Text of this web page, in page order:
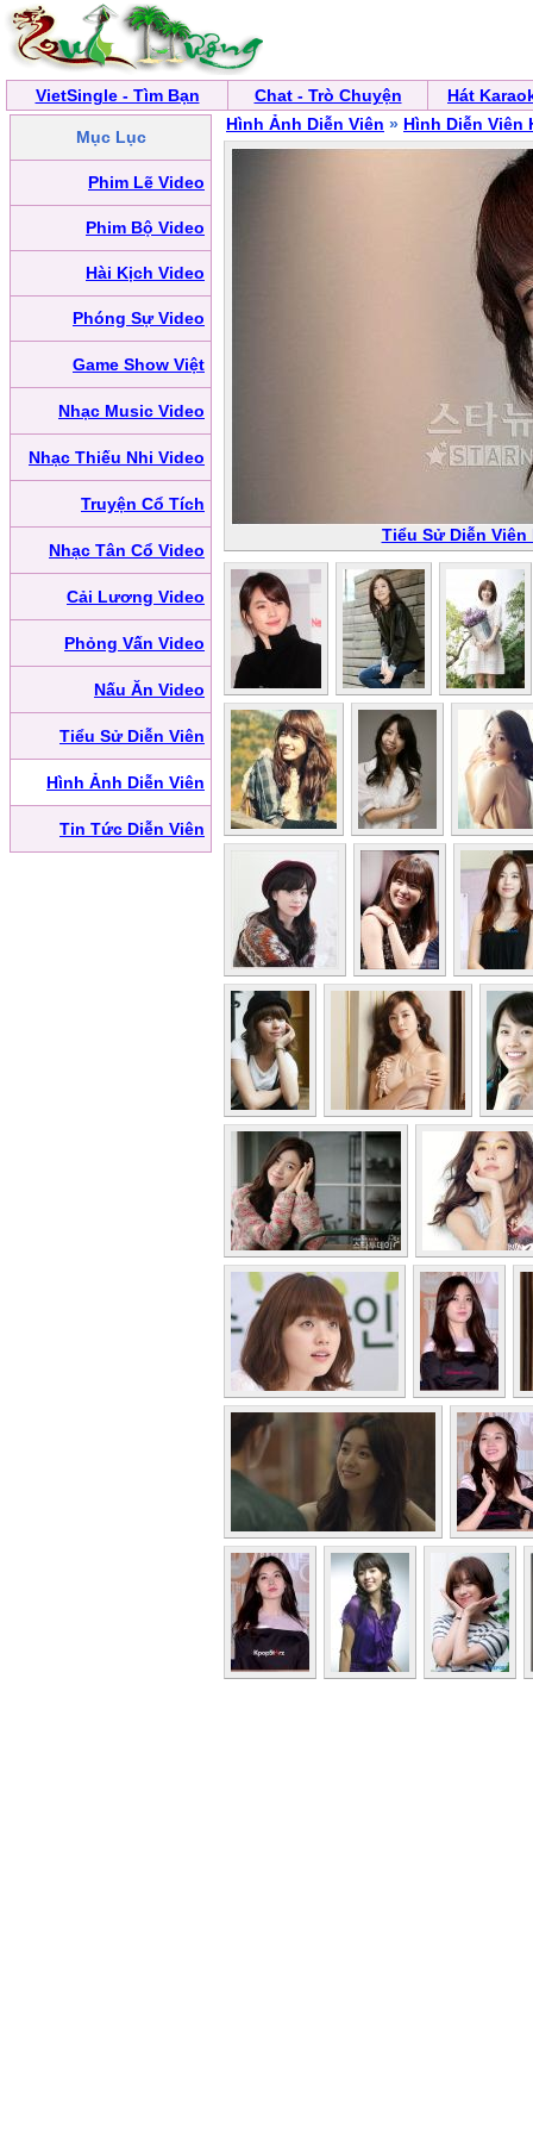
VietSingle - Tìm Bạn Chat - Trò Chuyện Hát
Mục Lục
Phim Lẽ Video
Phim Bộ Video
Hài Kịch Video
Phóng Sự Video
Game Show Việt
Nhạc Music Video
Nhạc Thiếu Nhi Video
Truyện Cổ Tích
Nhạc Tân Cổ Video
Cải Lương Video
Phỏng Vấn Video
Nấu Ăn Video
Tiểu Sử Diễn Viên
Hình Ảnh Diễn Viên
Tin Tức Diễn Viên
Hình Ảnh Diễn Viên » Hình Diễn Viên
Tiểu Sử Diễn Viên